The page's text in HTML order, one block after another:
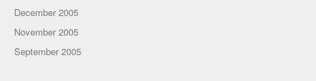
December 2005
November 2005
September 2005